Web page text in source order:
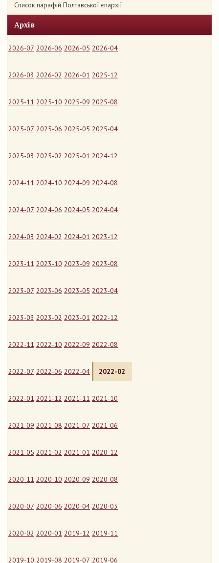
Список парафій Полтавської єпархії
Архів
2026-07 2026-06 2026-05 2026-04
2026-03 2026-02 2026-01 2025-12
2025-11 2025-10 2025-09 2025-08
2025-07 2025-06 2025-05 2025-04
2025-03 2025-02 2025-01 2024-12
2024-11 2024-10 2024-09 2024-08
2024-07 2024-06 2024-05 2024-04
2024-03 2024-02 2024-01 2023-12
2023-11 2023-10 2023-09 2023-08
2023-07 2023-06 2023-05 2023-04
2023-03 2023-02 2023-01 2022-12
2022-11 2022-10 2022-09 2022-08
2022-07 2022-06 2022-04 2022-02
2022-01 2021-12 2021-11 2021-10
2021-09 2021-08 2021-07 2021-06
2021-05 2021-02 2021-01 2020-12
2020-11 2020-10 2020-09 2020-08
2020-07 2020-06 2020-04 2020-03
2020-02 2020-01 2019-12 2019-11
2019-10 2019-08 2019-07 2019-06